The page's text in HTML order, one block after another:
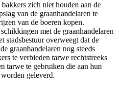
zich niet houden aan de
van de graanhandelaren te
van de boeren kopen.
met de graanhandelaren
stadsbestuur overweegt dat de
graanhandelaren nog steeds
te verbieden tarwe rechtstreeks
tarwe te gebruiken die aan hun
geleverd.